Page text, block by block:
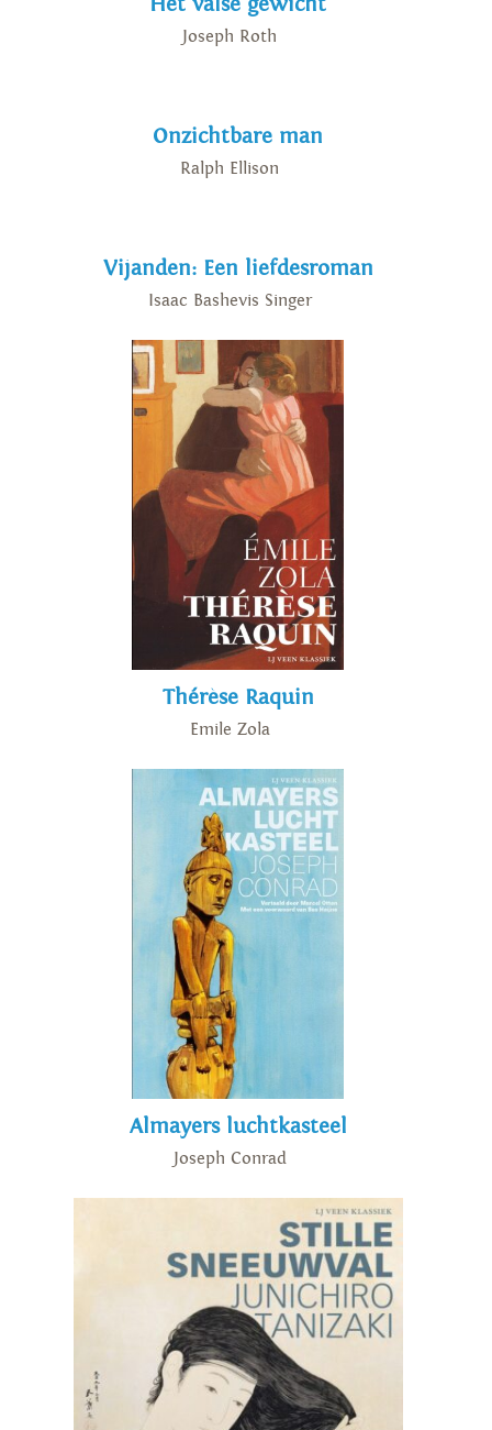
Joseph Roth
Onzichtbare man
Ralph Ellison
Vijanden: Een liefdesroman
Isaac Bashevis Singer
Thérèse Raquin
Emile Zola
Almayers luchtkasteel
Joseph Conrad